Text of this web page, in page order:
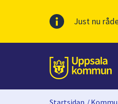
Just nu
Till sidans
huvudinnehåll
Startsidan /